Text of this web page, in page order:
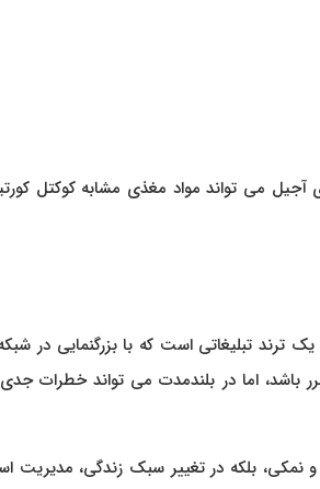
می‌ تواند مواد مغذی مشابه کوکتل
ترند تبلیغاتی است که با بزرگنمایی در
اما در بلندمدت می‌ تواند خطرات جدی
نمکی، بلکه در تغییر سبک زندگی، مدیریت